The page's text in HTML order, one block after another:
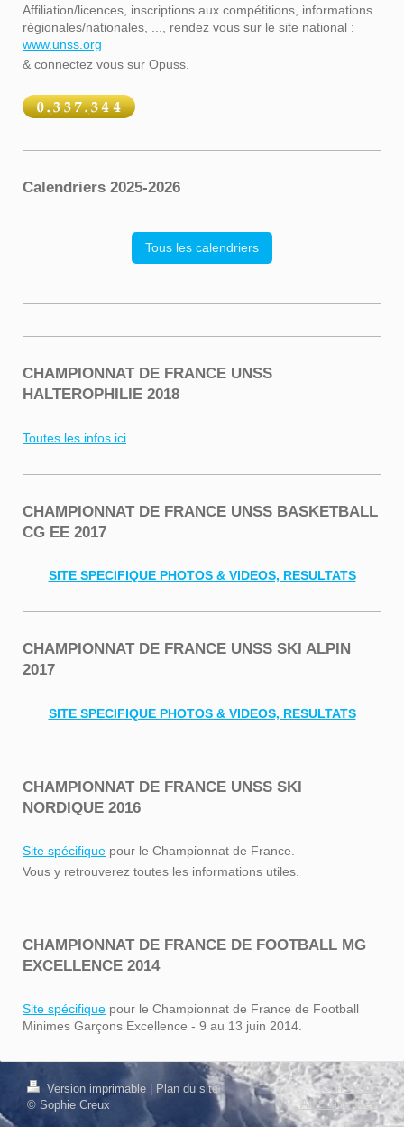
Affiliation/licences, inscriptions aux compétitions, informations
régionales/nationales, ..., rendez vous sur le site national :
www.unss.org
& connectez vous sur Opuss.
Calendriers 2025-2026
Tous les calendriers
CHAMPIONNAT DE FRANCE UNSS
HALTEROPHILIE 2018
Toutes les infos ici
CHAMPIONNAT DE FRANCE UNSS BASKETBALL
CG EE 2017
SITE SPECIFIQUE PHOTOS & VIDEOS, RESULTATS
CHAMPIONNAT DE FRANCE UNSS SKI ALPIN
2017
SITE SPECIFIQUE PHOTOS & VIDEOS, RESULTATS
CHAMPIONNAT DE FRANCE UNSS SKI
NORDIQUE 2016
Site spécifique pour le Championnat de France.
Vous y retrouverez toutes les informations utiles.
CHAMPIONNAT DE FRANCE DE FOOTBALL MG
EXCELLENCE 2014
Site spécifique pour le Championnat de France de Football
Minimes Garçons Excellence - 9 au 13 juin 2014.
Version imprimable
Plan du site
© Sophie Creux
Connexion
Affichage Web